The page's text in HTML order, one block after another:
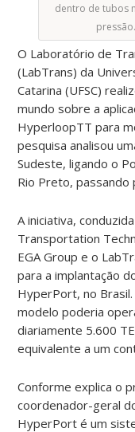
dentro de tubos
O Laboratório de
(LabTrans) da
Catarina (UFSC)
mundo sobre a
HyperloopTT para
pesquisa analisou
Sudeste, ligando o
Rio Preto, passando
A iniciativa,
Transportation
EGA Group e o
para a implantação
HyperPort, no
modelo poderia
diariamente 5.600
equivalente a um
Conforme explica o
coordenador-geral
HyperPort é um